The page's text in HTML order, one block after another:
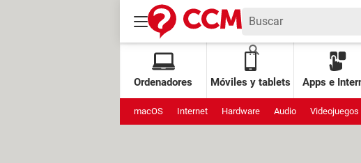
Ordenadores Móviles y tablets Apps e
macOS Internet Hardware Audio Videojuegos